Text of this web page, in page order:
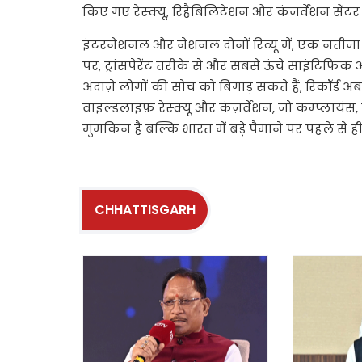
किए गए रेस्क्यू, रिहैबिलिटेशन और कंजर्वेशन सेंटर
इंटरनेशनल और नेशनल दोनों रिव्यू में, एक
पर, ट्रांसपेरेंट तरीके से और सबसे ऊंचे
अंदाज़े लोगों की सोच को बिगाड़ सकते हैं, रिकॉर्ड
वाइल्डलाइफ़ रेस्क्यू और कंज़र्वेशन, जो
मुमकिन है बल्कि भारत में बड़े पैमाने पर पहले से ही
CHHATTISGARH